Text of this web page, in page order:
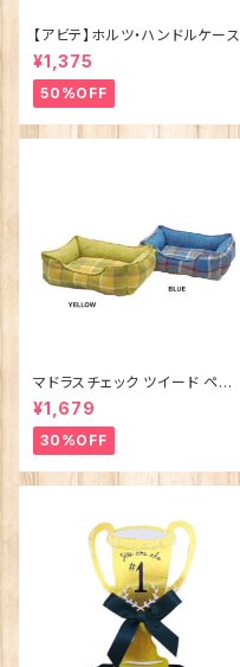
【アビテ】ホルツ・ハンドルケース
¥1,375
50%OFF
マドラスチェック ツイード ペット
ベッド（犬猫用）M
¥1,679
30%OFF